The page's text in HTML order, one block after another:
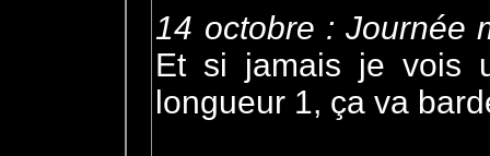
14 octobre : Journée
Et si jamais je vois
longueur 1, ça va